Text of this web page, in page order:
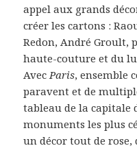
appel aux grands
créer les cartons :
Redon, André Groult,
haute-couture et du
Avec Paris, ensemble
paravent et de
tableau de la capitale
monuments les plus
un décor tout de rose,